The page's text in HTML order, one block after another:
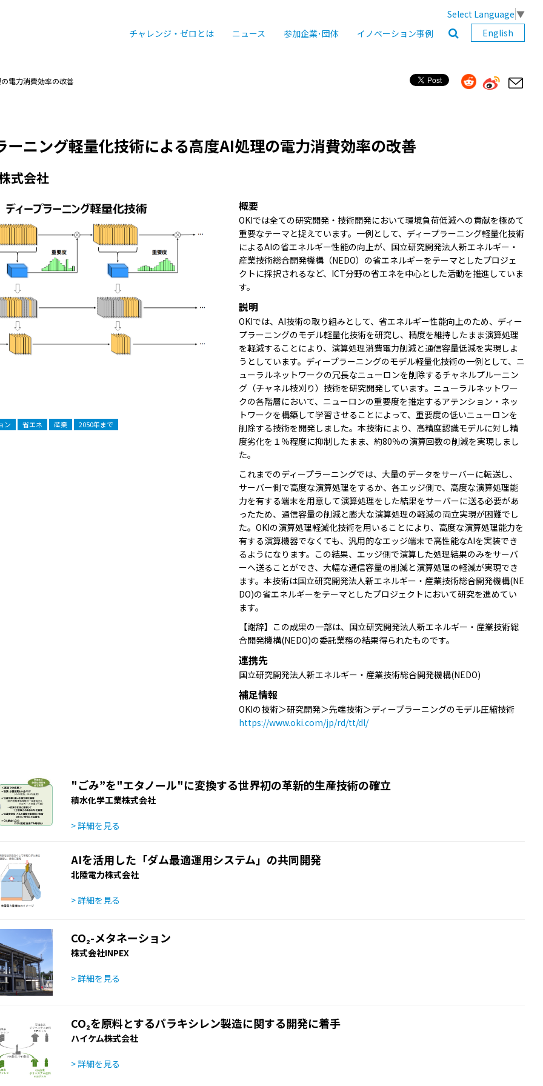
Select Language ▼
チャレンジ・ゼロとは
ニュース 参加企業･団体 イノベーション事例 English
電力消費効率の改善
ーニング軽量化技術による高度AI処理の電力消費効率の改善
式会社
ン 省エネ 産業 2050年まで
概要
OKIでは全ての研究開発・技術開発において環境負荷低減への貢献を極めて
重要なテーマと捉えています。一例として、ディープラーニング軽量化技術
によるAIの省エネルギー性能の向上が、国立研究開発法人新エネルギー・
産業技術総合開発機構（NEDO）の省エネルギーをテーマとしたプロジェ
クトに採択されるなど、ICT分野の省エネを中心とした活動を推進していま
す。
説明
OKIでは、AI技術の取り組みとして、省エネルギー性能向上のため、ディー
プラーニングのモデル軽量化技術を研究し、精度を維持したまま演算処理
を軽減することにより、演算処理消費電力削減と通信容量低減を実現しよ
うとしています。ディープラーニングのモデル軽量化技術の一例として、ニ
ューラルネットワークの冗長なニューロンを削除するチャネルプルーニン
グ（チャネル枝刈り）技術を研究開発しています。ニューラルネットワー
クの各階層において、ニューロンの重要度を推定するアテンション・ネッ
トワークを構築して学習させることによって、重要度の低いニューロンを
削除する技術を開発しました。本技術により、高精度認識モデルに対し精
度劣化を１％程度に抑制したまま、約80％の演算回数の削減を実現しまし
た。
これまでのディープラーニングでは、大量のデータをサーバーに転送し、
サーバー側で高度な演算処理をするか、各エッジ側で、高度な演算処理能
力を有する端末を用意して演算処理をした結果をサーバーに送る必要があ
ったため、通信容量の削減と膨大な演算処理の軽減の両立実現が困難でし
た。OKIの演算処理軽減化技術を用いることにより、高度な演算処理能力を
有する演算機器でなくても、汎用的なエッジ端末で高性能なAIを実装でき
るようになります。この結果、エッジ側で演算した処理結果のみをサーバ
ーへ送ることができ、大幅な通信容量の削減と演算処理の軽減が実現でき
ます。本技術は国立研究開発法人新エネルギー・産業技術総合開発機構(NE
DO)の省エネルギーをテーマとしたプロジェクトにおいて研究を進めてい
ます。
【謝辞】この成果の一部は、国立研究開発法人新エネルギー・産業技術総
合開発機構(NEDO)の委託業務の結果得られたものです。
連携先
国立研究開発法人新エネルギー・産業技術総合開発機構(NEDO)
補足情報
OKIの技術＞研究開発＞先端技術＞ディープラーニングのモデル圧縮技術
https://www.oki.com/jp/rd/tt/dl/
"ごみ”を"エタノール"に変換する世界初の革新的生産技術の確立
積水化学工業株式会社
> 詳細を見る
AIを活用した「ダム最適運用システム」の共同開発
北陸電力株式会社
> 詳細を見る
CO₂-メタネーション
株式会社INPEX
> 詳細を見る
CO₂を原料とするパラキシレン製造に関する開発に着手
ハイケム株式会社
> 詳細を見る